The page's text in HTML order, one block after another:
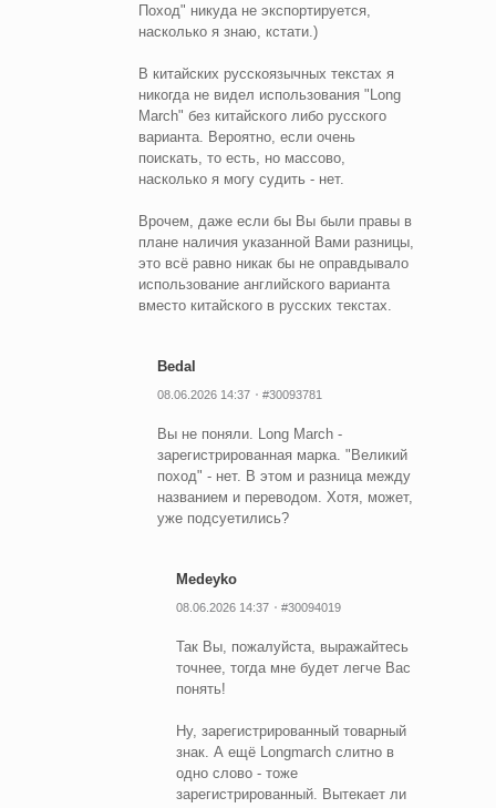
Поход" никуда не экспортируется,
насколько я знаю, кстати.)
В китайских русскоязычных текстах я
никогда не видел использования "Long
March" без китайского либо русского
варианта. Вероятно, если очень
поискать, то есть, но массово,
насколько я могу судить - нет.
Врочем, даже если бы Вы были правы в
плане наличия указанной Вами разницы,
это всё равно никак бы не оправдывало
использование английского варианта
вместо китайского в русских текстах.
Bedal
08.06.2026 14:37 #30093781
Вы не поняли. Long March -
зарегистрированная марка. "Великий
поход" - нет. В этом и разница между
названием и переводом. Хотя, может,
уже подсуетились?
Medeyko
08.06.2026 14:37 #30094019
Так Вы, пожалуйста, выражайтесь
точнее, тогда мне будет легче Вас
понять!
Ну, зарегистрированный товарный
знак. А ещё Longmarch слитно в
одно слово - тоже
зарегистрированный. Вытекает ли